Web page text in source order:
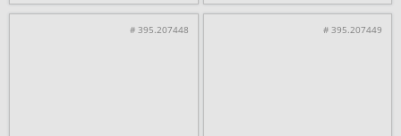
# 395.207448 # 395.207449